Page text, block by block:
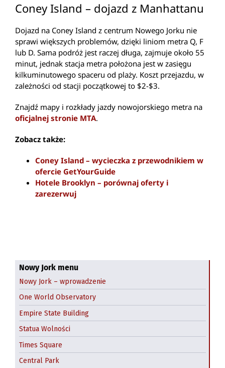
Coney Island – dojazd z Manhattanu
Dojazd na Coney Island z centrum Nowego Jorku nie
sprawi większych problemów, dzięki liniom metra Q, F
lub D. Sama podróż jest raczej długa, zajmuje około 55
minut, jednak stacja metra położona jest w zasięgu
kilkuminutowego spaceru od plaży. Koszt przejazdu, w
zależności od stacji początkowej to $2-$3.
Znajdź mapy i rozkłady jazdy nowojorskiego metra na
oficjalnej stronie MTA.
Zobacz także:
Coney Island – wycieczka z przewodnikiem w
ofercie GetYourGuide
Hotele Brooklyn – porównaj oferty i
zarezerwuj
Nowy Jork menu
Nowy Jork – wprowadzenie
One World Observatory
Empire State Building
Statua Wolności
Times Square
Central Park